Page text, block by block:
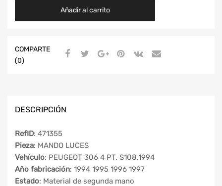
Añadir al carrito
COMPARTE
(0)
DESCRIPCIÓN
RefID: 471355
Pieza: MANDO LUCES
Vehículo: PEUGEOT 306 4 PT. S108.1994
Año fabricación: 1994 1995 1996 1997
Estado: Material de segunda mano